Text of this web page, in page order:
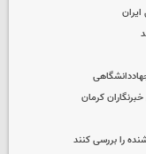
کرمان
را بررسی کنند